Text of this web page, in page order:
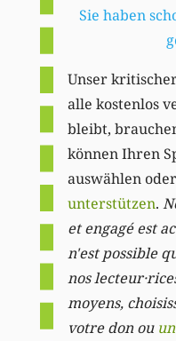
Sie haben
Unser
alle kostenlos
bleibt,
können Ihren
auswählen oder
unterstützen.
et engagé est
n'est possible
nos
moyens,
votre don ou